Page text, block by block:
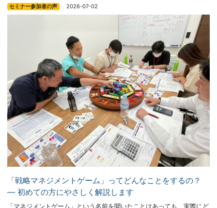
セミナー参加者の声 2026-07-02
「戦略マネジメントゲーム」ってどんなことをするの？
― 初めての方にやさしく解説します
「マネジメントゲーム」という名前を聞いたことはあっても、実際にど